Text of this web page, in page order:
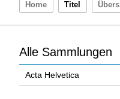
Home Titel
Alle Sammlungen
Acta Helvetica